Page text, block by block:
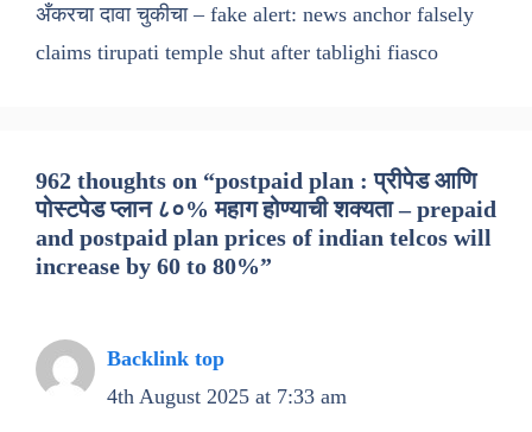
अँकरचा दावा चुकीचा – fake alert: news anchor falsely
claims tirupati temple shut after tablighi fiasco
962 thoughts on “postpaid plan : प्रीपेड आणि
पोस्टपेड प्लान ८०% महाग होण्याची शक्यता – prepaid
and postpaid plan prices of indian telcos will
increase by 60 to 80%”
Backlink top
4th August 2025 at 7:33 am